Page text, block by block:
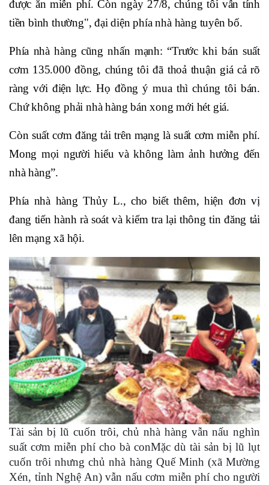
được ăn miễn phí. Còn ngày 27/8, chúng tôi vẫn tính
tiền bình thường", đại diện phía nhà hàng tuyên bố.
Phía nhà hàng cũng nhấn mạnh: “Trước khi bán suất
cơm 135.000 đồng, chúng tôi đã thoả thuận giá cả rõ
ràng với điện lực. Họ đồng ý mua thì chúng tôi bán.
Chứ không phải nhà hàng bán xong mới hét giá.
Còn suất cơm đăng tải trên mạng là suất cơm miễn phí.
Mong mọi người hiểu và không làm ảnh hưởng đến
nhà hàng”.
Phía nhà hàng Thủy L., cho biết thêm, hiện đơn vị
đang tiến hành rà soát và kiểm tra lại thông tin đăng tải
lên mạng xã hội.
Tài sản bị lũ cuốn trôi, chủ nhà hàng vẫn nấu nghìn
suất cơm miễn phí cho bà conMặc dù tài sản bị lũ lụt
cuốn trôi nhưng chủ nhà hàng Quế Minh (xã Mường
Xén, tỉnh Nghệ An) vẫn nấu cơm miễn phí cho người